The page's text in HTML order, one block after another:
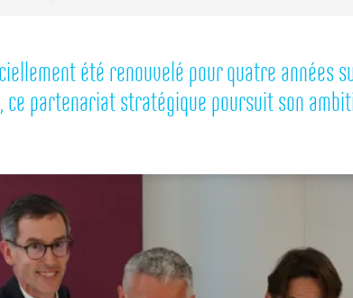
été renouvelé pour quatre années
ce partenariat stratégique poursuit son